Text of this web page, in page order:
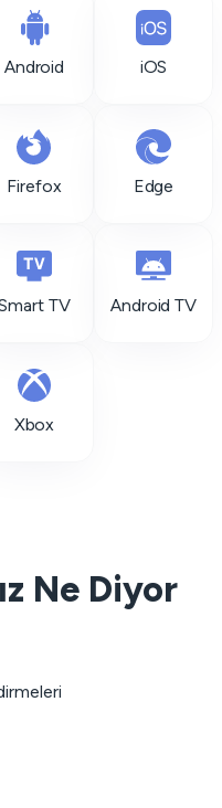
Android iOS
Firefox Edge
TV Android TV
Xbox
Ne Diyor